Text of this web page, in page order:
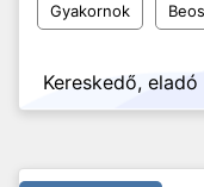
Gyakornok
Kereskedő, eladó